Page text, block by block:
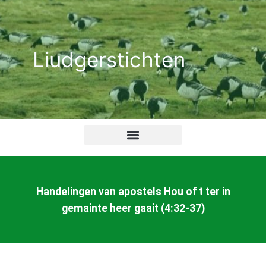
Ga
naar
de
inhoudLiudgerstichten
Handelingen van apostels Hou of t ter in
gemainte heer gaait (4:32-37)